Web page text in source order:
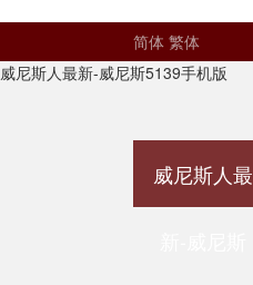
简体 繁体
威尼斯人最新-威尼斯5139手机版
威尼斯人最